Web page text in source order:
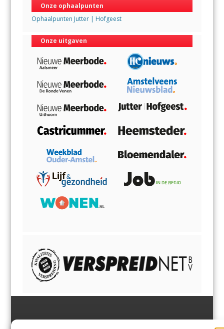
Onze ophaalpunten
Ophaalpunten Jutter | Hofgeest
Onze uitgaven